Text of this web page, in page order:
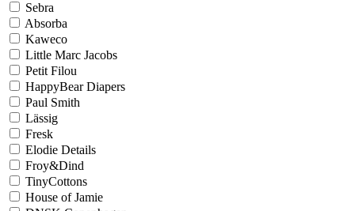
Sebra
Absorba
Kaweco
Little Marc Jacobs
Petit Filou
HappyBear Diapers
Paul Smith
Lässig
Fresk
Elodie Details
Froy&Dind
TinyCottons
House of Jamie